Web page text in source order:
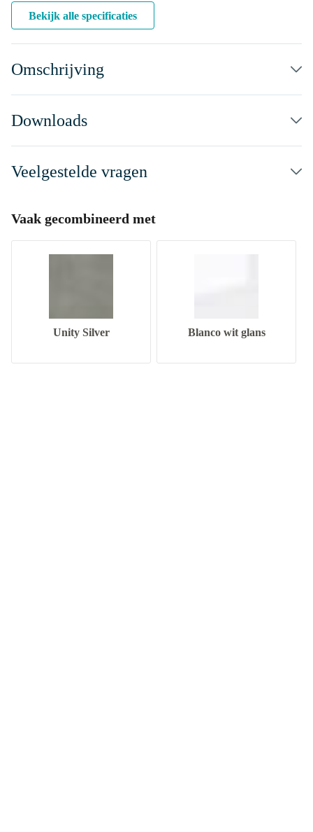
Bekijk alle specificaties
Omschrijving
Downloads
Veelgestelde vragen
Vaak gecombineerd met
Unity Silver Blanco wit glans